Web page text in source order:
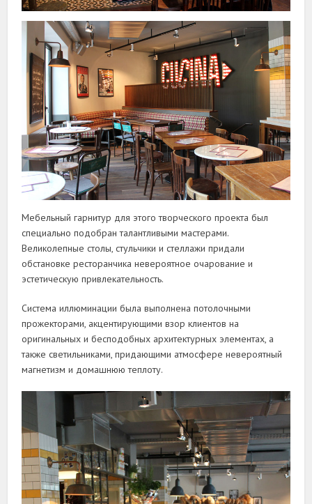
Мебельный гарнитур для этого творческого проекта был
специально подобран талантливыми мастерами.
Великолепные столы, стульчики и стеллажи придали
обстановке ресторанчика невероятное очарование и
эстетическую привлекательность.
Система иллюминации была выполнена потолочными
прожекторами, акцентирующими взор клиентов на
оригинальных и бесподобных архитектурных элементах, а
также светильниками, придающими атмосфере невероятный
магнетизм и домашнюю теплоту.